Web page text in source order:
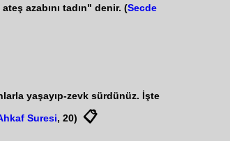
azabını tadın" denir. (Secde
yaşayıp-zevk sürdünüz. İşte
Suresi, 20) 📋